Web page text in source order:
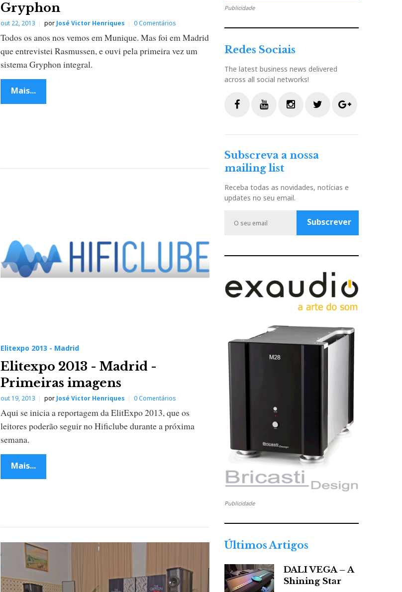
Gryphon
out 22, 2013 por José Victor Henriques 0 Comentários
Todos os anos nos vemos em Munique. Mas foi em Madrid
que entrevistei Rasmussen, e ouvi pela primeira vez um
sistema Gryphon integral.
Mais...
Elitexpo 2013 - Madrid
Elitexpo 2013 - Madrid -
Primeiras imagens
out 19, 2013 por José Victor Henriques 0 Comentários
Aqui se inicia a reportagem da ElitExpo 2013, que os
leitores poderão seguir no Hificlube durante a próxima
semana.
Mais...
Publicidade
Redes Sociais
The latest business news delivered
across all social networks!
a
e
b
o
k
o
t
u
e
n
t
a
a
w
t
r
o
P
s
Subscreva a nossa
mailing list
Receba todas as novidades, notícias e
updates no seu email.
Subscrever
Publicidade
Últimos Artigos
DALI VEGA – A
Shining Star